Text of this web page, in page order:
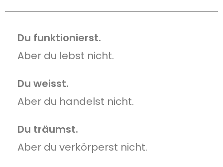
Du funktionierst.
Aber du lebst nicht.
Du weisst.
Aber du handelst nicht.
Du träumst.
Aber du verkörperst nicht.